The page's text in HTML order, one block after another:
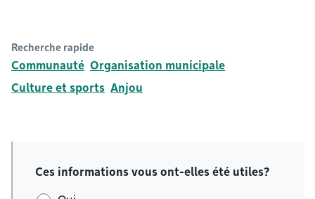
Recherche rapide
Communauté Organisation municipale
Culture et sports Anjou
Ces informations vous ont-elles été utiles?